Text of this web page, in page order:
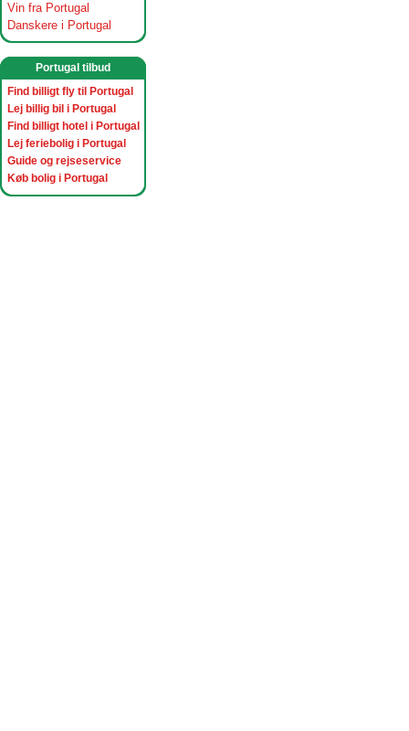
Vin fra Portugal
Danskere i Portugal
Portugal tilbud
Find billigt fly til Portugal
Lej billig bil i Portugal
Find billigt hotel i Portugal
Lej feriebolig i Portugal
Guide og rejseservice
Køb bolig i Portugal